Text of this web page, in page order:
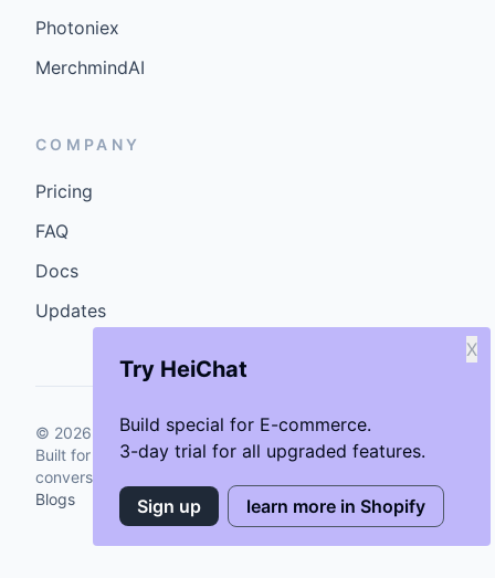
Try HeiChat
Build special for E-commerce.
3-day trial for all upgraded features.
X
Sign up learn more in Shopify
Photoniex
MerchmindAI
COMPANY
Pricing
FAQ
Docs
Updates
© 2026 GenCybers Inc. All rights reserved.
Built for storefronts that want faster answers and cleaner
conversions.
Blogs